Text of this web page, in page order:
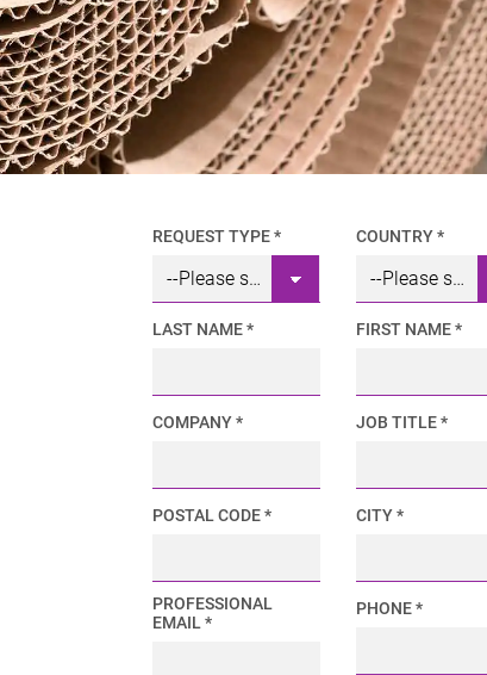
REQUEST TYPE * COUNTRY *
LAST NAME * FIRST NAME *
COMPANY * JOB TITLE *
POSTAL CODE * CITY *
PROFESSIONAL
EMAIL *
PHONE *